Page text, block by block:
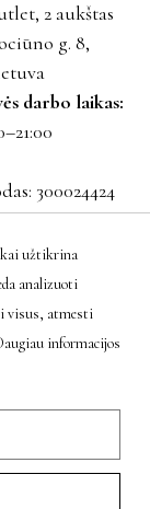
2 aukštas
g. 8,
darbo laikas:
300024424
užtikrina
analizuoti
visus, atmesti
informacijos